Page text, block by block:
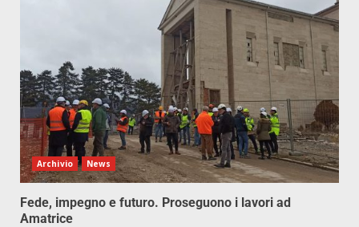
Archivio News
Fede, impegno e futuro. Proseguono i lavori ad
Amatrice